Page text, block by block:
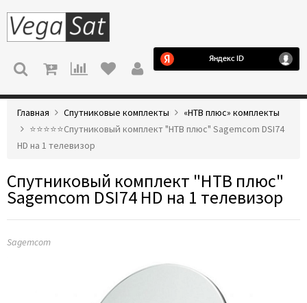
МЕНЮ
Главная Спутниковые комплекты
«НТВ плюс» комплекты
⭐️⭐️⭐️⭐️⭐️Спутниковый комплект "НТВ плюс" Sagemcom DSI74
HD на 1 телевизор
Спутниковый комплект "НТВ плюс"
Sagemcom DSI74 HD на 1 телевизор
Sagemcom